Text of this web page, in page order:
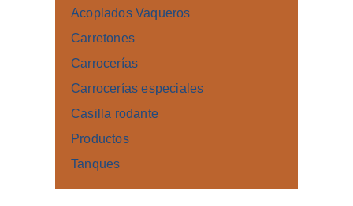
Acoplados Vaqueros
Carretones
Carrocerías
Carrocerías especiales
Casilla rodante
Productos
Tanques